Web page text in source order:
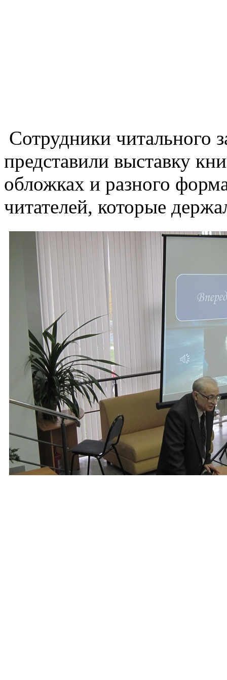
Сотрудники читального
представили выставку
обложках и разного
читателей, которые